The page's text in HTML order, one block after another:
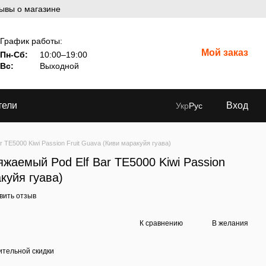
о магазине
График работы:
Пн-Сб:
10:00–19:00
Вс:
Выходной
Мой заказ
УкрРус Вход
Kiwi Passion Fruit Guava (Киви маракуйя гуава)
Pod Elf Bar TE5000 Kiwi Passion
гуава)
отзыв
К сравнению В желания
скидки